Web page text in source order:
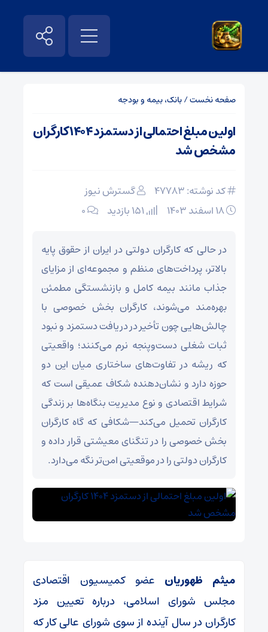
صفحه نخست/بانک، بیمه و بودجه
اولین مبلغ احتمالی از دستمزد ۱۴۰۴ کارگران
مشخص شد
کد نوشته: 47783
گسترش نیوز
۰
در حالی که کارگران دولتی در ایران از حقوق پایه
بالاتر، پرداخت‌های منظم و مجموعه‌ای از مزایای
جذاب مانند بیمه کامل و بازنشستگی مطمئن
بهره‌مند می‌شوند، کارگران بخش خصوصی با
چالش‌هایی چون تأخیر در دریافت دستمزد و نبود
ثبات شغلی دست‌وپنجه نرم می‌کنند؛ واقعیتی
که ریشه در تفاوت‌های ساختاری میان این دو
حوزه دارد و نشان‌دهنده شکاف عمیقی است که
شرایط اقتصادی و نوع مدیریت بنگاه‌ها بر زندگی
کارگران تحمیل می‌کند—شکافی که گاه کارگران
بخش خصوصی را در تنگنای معیشتی قرار داده و
کارگران دولتی را در موقعیتی امن‌تر نگه می‌دارد.
میثم ظهوریان عضو کمیسیون اقتصادی
مجلس شورای اسلامی، درباره تعیین مزد
کارگران در سال آینده از سوی شورای عالی کار که